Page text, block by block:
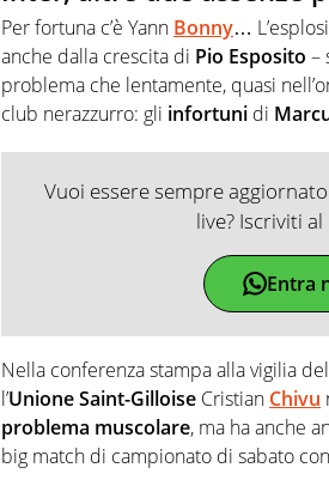
Per fortuna c’è Yann Bonny…
anche dalla crescita di Pio Esposito –
problema che lentamente, quasi
club nerazzurro: gli infortuni di
Vuoi essere sempre
live? Iscriviti
Entra
Nella conferenza stampa alla vigilia
l’Unione Saint-Gilloise Cristian Chivu
problema muscolare, ma ha anche
big match di campionato di sabato